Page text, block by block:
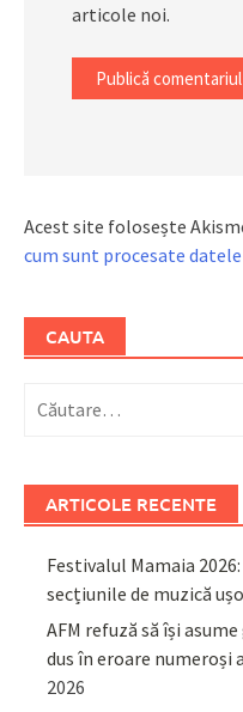
articole noi.
Acest site folosește
cum sunt procesate
CAUTA
după:
ARTICOLE RECENTE
Festivalul Mamaia
secțiunile de muzică
AFM refuză să își
dus în eroare numeroși
2026